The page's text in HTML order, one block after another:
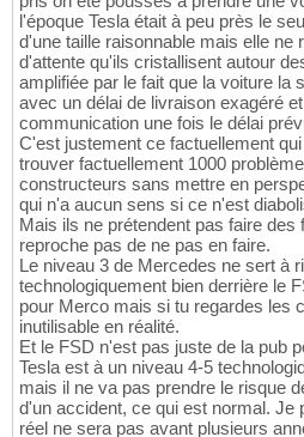
l'époque Tesla était à peu près le
d'une taille raisonnable mais elle ne
d'attente qu'ils cristallisent autour
amplifiée par le fait que la voiture la
avec un délai de livraison exagéré
communication une fois le délai
C'est justement ce factuellement
trouver factuellement 1000
constructeurs sans mettre en
qui n'a aucun sens si ce n'est
Mais ils ne prétendent pas faire des
reproche pas de ne pas en faire.
Le niveau 3 de Mercedes ne sert à
technologiquement bien derrière le
pour Merco mais si tu regardes les
inutilisable en réalité.
Et le FSD n'est pas juste de la pub
Tesla est à un niveau 4-5
mais il ne va pas prendre le risque
d'un accident, ce qui est normal. Je
réel ne sera pas avant plusieurs